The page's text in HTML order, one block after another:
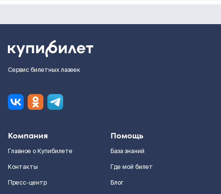
Сервис билетных лазеек
Компания
Главное о Купибилете
Контакты
Пресс-центр
Помощь
База знаний
Где мой билет
Блог